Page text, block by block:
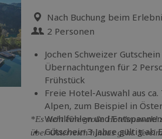
Standort
Nach Buchung beim
Anzahl der Teilnehmer
2 Personen
Jochen Schweizer
Übernachtungen für 2
Frühstück
Freie Hotel-Auswahl aus
Alpen, zum Beispiel in
Wohlfühlen und
Gutschein 3 Jahre gültig ab
*Es steht eine große Hotelauswahl
über Österreich hinaus geht.